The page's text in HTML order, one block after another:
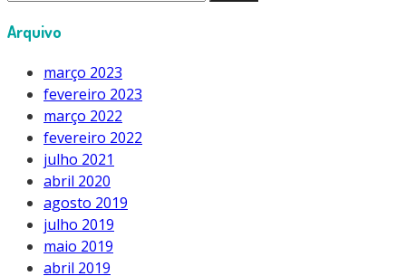
Arquivo
março 2023
fevereiro 2023
março 2022
fevereiro 2022
julho 2021
abril 2020
agosto 2019
julho 2019
maio 2019
abril 2019